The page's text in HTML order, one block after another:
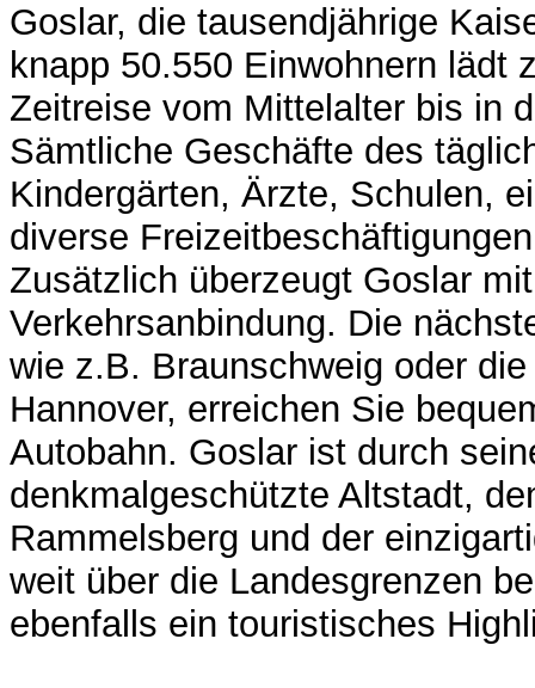
Goslar, die tausendjährige
knapp 50.550 Einwohnern lädt
Zeitreise vom Mittelalter bis in
Sämtliche Geschäfte des
Kindergärten, Ärzte, Schulen,
diverse
Zusätzlich überzeugt Goslar
Verkehrsanbindung. Die
wie z.B. Braunschweig oder
Hannover, erreichen Sie
Autobahn. Goslar ist durch
denkmalgeschützte Altstadt,
Rammelsberg und der
weit über die Landesgrenzen
ebenfalls ein touristisches